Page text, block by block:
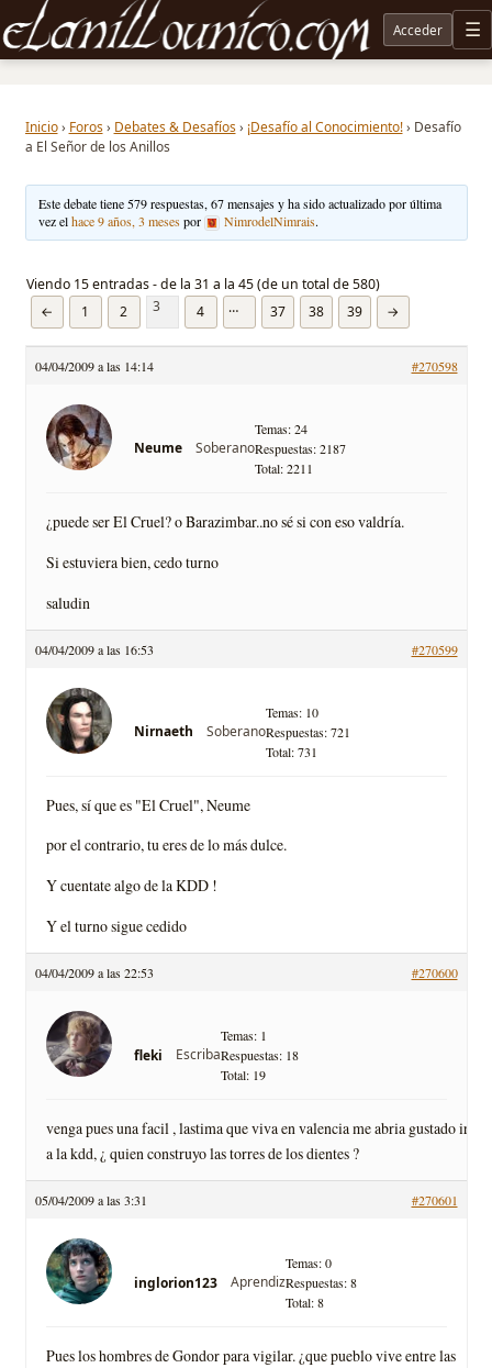
Noticias sobre Tolkien: El Señor de los Anillos, Los Anillos de Poder, La Caza de Gollum, la
Acceder
Inicio › Foros › Debates & Desafíos › ¡Desafío al Conocimiento! › Desafío
a El Señor de los Anillos
Este debate tiene 579 respuestas, 67 mensajes y ha sido actualizado por última
vez elhace 9 años, 3 mesespor NimrodelNimrais.
Viendo 15 entradas - de la 31 a la 45 (de un total de 580)
←
1 2 3 4 … 37 38 39 →
04/04/2009 a las 14:14 #270598
Neume Soberano
Temas: 24
Respuestas: 2187
Total: 2211
¿puede ser El Cruel? o Barazimbar..no sé si con eso valdría.
Si estuviera bien, cedo turno
saludin
04/04/2009 a las 16:53 #270599
Nirnaeth Soberano
Temas: 10
Respuestas: 721
Total: 731
Pues, sí que es "El Cruel", Neume
por el contrario, tu eres de lo más dulce.
Y cuentate algo de la KDD !
Y el turno sigue cedido
04/04/2009 a las 22:53 #270600
fleki Escriba
Temas: 1
Respuestas: 18
Total: 19
venga pues una facil , lastima que viva en valencia me abria gustado ir
a la kdd, ¿ quien construyo las torres de los dientes ?
05/04/2009 a las 3:31 #270601
inglorion123 Aprendiz
Temas: 0
Respuestas: 8
Total: 8
Pues los hombres de Gondor para vigilar. ¿que pueblo vive entre las